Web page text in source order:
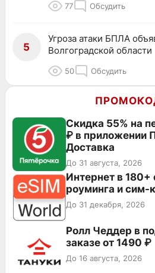
77 Обсудить
5
Угроза атаки БПЛА
Волгоградской области
50 Обсудить
Скидка 55% на
₽ в приложении
Доставка
До 31 августа, 2026
Интернет в 180+
роуминга и сим-
До 31 декабря, 2026
Ролл Чеддер в
заказе от 1490 ₽
До 16 августа, 2026